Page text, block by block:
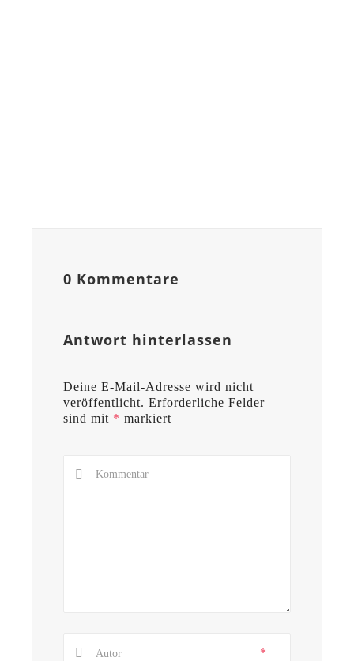
0 Kommentare
Antwort hinterlassen
Deine E-Mail-Adresse wird nicht
veröffentlicht. Erforderliche Felder
sind mit * markiert
*